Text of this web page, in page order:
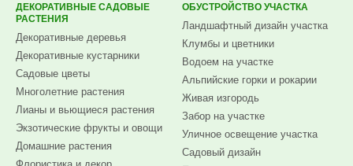
ДЕКОРАТИВНЫЕ САДОВЫЕ
РАСТЕНИЯ
Декоративные деревья
Декоративные кустарники
Садовые цветы
Многолетние растения
Лианы и вьющиеся растения
Экзотические фрукты и овощи
Домашние растения
ОБУСТРОЙСТВО УЧАСТКА
Ландшафтный дизайн участка
Клумбы и цветники
Водоем на участке
Альпийские горки и рокарии
Живая изгородь
Забор на участке
Уличное освещение участка
Садовый дизайн